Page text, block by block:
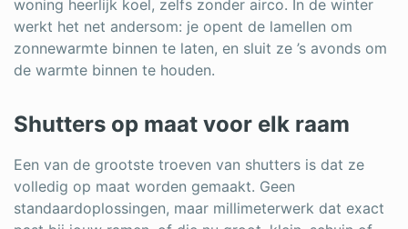
woning heerlijk koel, zelfs zonder airco. In de winter
werkt het net andersom: je opent de lamellen om
zonnewarmte binnen te laten, en sluit ze ’s avonds om
de warmte binnen te houden.
Shutters op maat voor elk raam
Een van de grootste troeven van shutters is dat ze
volledig op maat worden gemaakt. Geen
standaardoplossingen, maar millimeterwerk dat exact